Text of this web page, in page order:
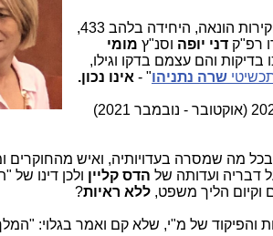
ב-2 חקירות מאוד ממושכות, שערכו חוקרי יאח"ה (היחידה הארצית לחקירות הונאה, היחידה בלהב 433,
רפ"ק דני יופה וסנ"ץ מומי
והם עצמם בדקו וגילו,
שרה נתניהו" - אינו נכון.
מה שמסרה בעדויותיה, ואיש מהחוקרים
דבריה ועדותה של הדס קליין
וקיום הליך משפט, ללא ראיות?
והפיקוד של מ"י, שלא קם ואמר בגלוי: